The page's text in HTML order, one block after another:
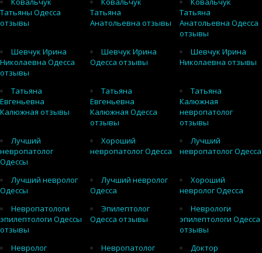
Татьяны Одесса
отзывы
Татьяна
Анатольевна отзывы
Татьяна
Анатольевна Одесса
отзывы
Шевчук Ирина
Николаевна Одесса
отзывы
Шевчук Ирина
Одесса отзывы
Шевчук Ирина
Николаевна отзывы
Татьяна
Евгеньевна
Калюжная отзывы
Татьяна
Евгеньевна
Калюжная Одесса
отзывы
Татьяна
Калюжная
невропатолог
отзывы
Лучший
невропатолог
Одессы
Хороший
невропатолог Одесса
Лучший
невропатолог Одесса
Лучший невролог
Одессы
Лучший невролог
Одесса
Хороший
невролог Одесса
Невропатологи
эпилептологи Одессы
отзывы
Эпилептолог
Одесса отзывы
Неврологи
эпилептологи Одесса
отзывы
Невролог
Невропатолог
Доктор